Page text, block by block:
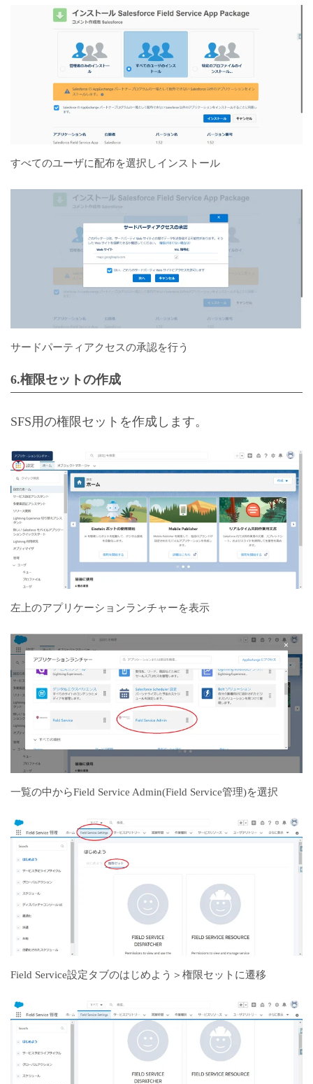
すべてのユーザに配布を選択しインストール
サードパーティアクセスの承認を行う
6.権限セットの作成
SFS用の権限セットを作成します。
左上のアプリケーションランチャーを表示
一覧の中からField Service Admin(Field Service管理)を選択
Field Service設定タブのはじめよう＞権限セットに遷移